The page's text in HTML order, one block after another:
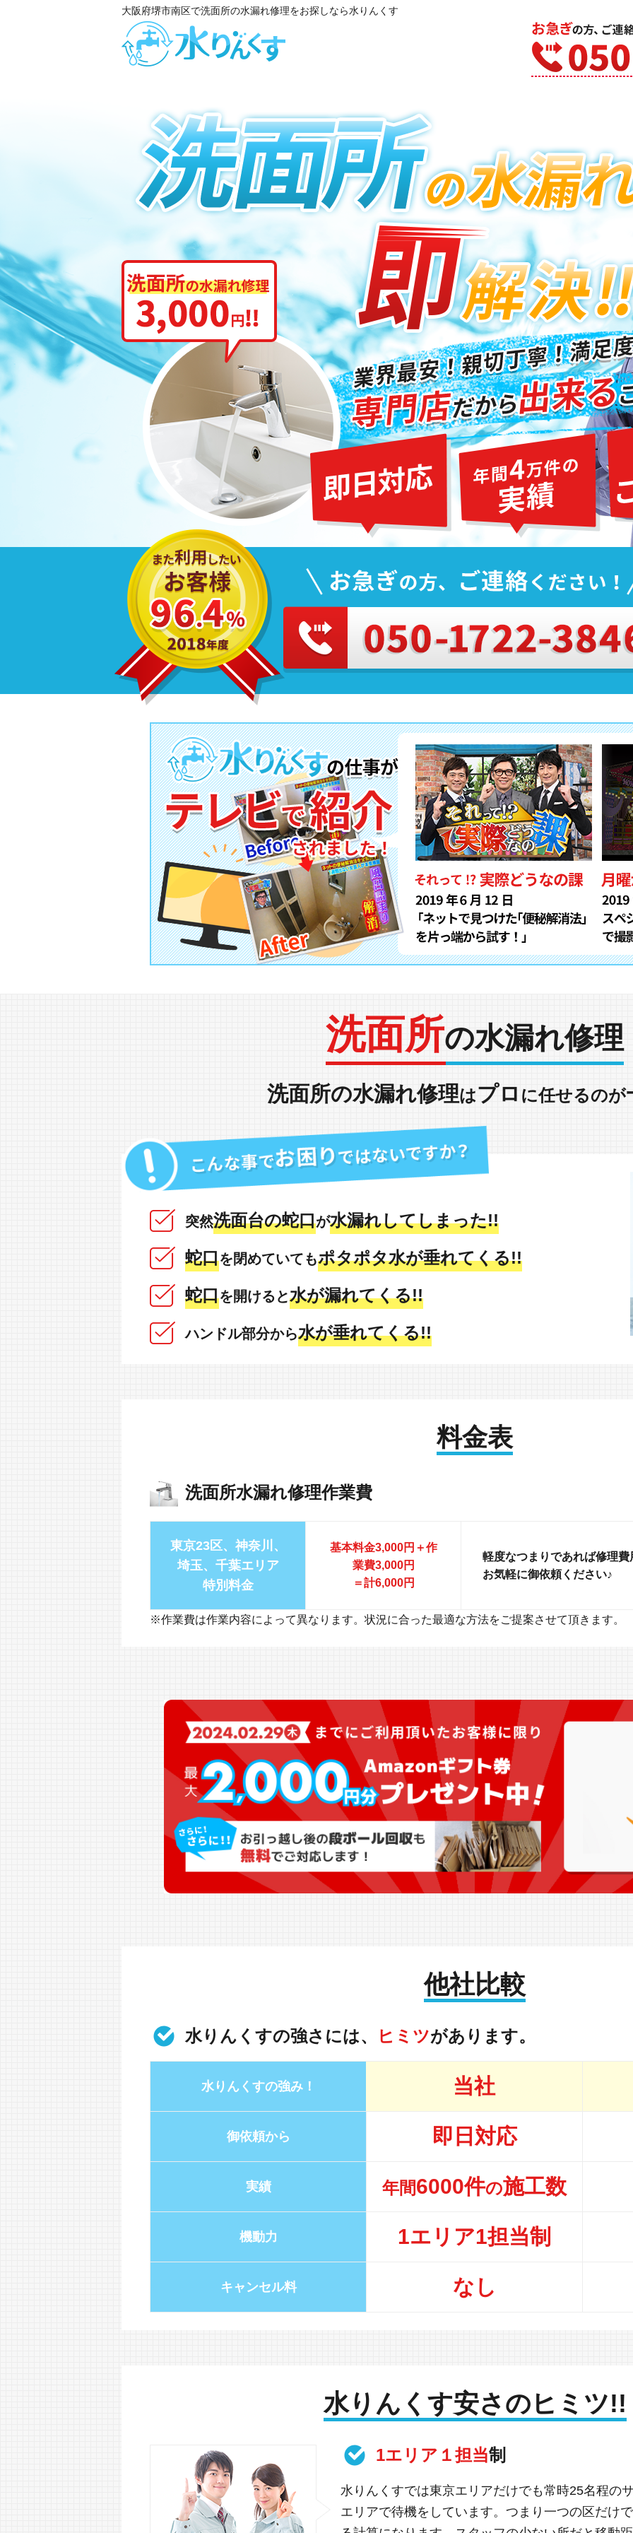
大阪府堺市南区で洗面所の水漏れ修理をお探しなら水りんくす
洗面所の水漏れ修理
洗面所の水漏れ修理はプロ に任せるのが
突然洗面台の蛇口が水漏れしてしまった!!
蛇口を閉めていてもポタポタ水が垂れてくる!!
蛇口を開けると水が漏れてくる!!
ハンドル部分から水が垂れてくる!!
料金表
洗面所水漏れ修理作業費
東京23区、神奈川、
埼玉、千葉エリア
特別料金
基本料金3,000円＋作
業費3,000円
＝計6,000円
軽度なつまりであれば修理
お気軽に御依頼ください♪
※作業費は作業内容によって異なります。状況に合った最適な方法をご提案させて頂きます。
他社比較
水りんくすの強さには、 ヒミツがあります。
水りんくすの強み！ 当社
御依頼から 即日対応
実績 年間6000件の施工数
機動力 1エリア1担当制
キャンセル料 なし
水りんくす安さのヒミツ!!
1エリア１担当制
水りんくすでは東京エリアだけでも常時25名程の
エリアで待機をしています。つまり一つの区だけ